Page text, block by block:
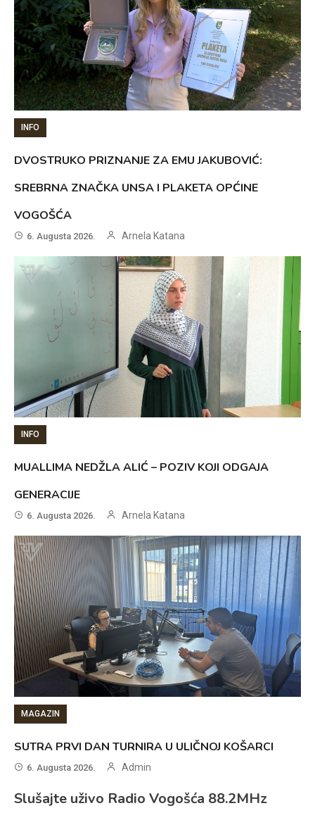
INFO
DVOSTRUKO PRIZNANJE ZA EMU JAKUBOVIĆ:
SREBRNA ZNAČKA UNSA I PLAKETA OPĆINE
VOGOŠĆA
6. Augusta 2026. Arnela Katana
INFO
MUALLIMA NEDŽLA ALIĆ – POZIV KOJI ODGAJA
GENERACIJE
6. Augusta 2026. Arnela Katana
MAGAZIN
SUTRA PRVI DAN TURNIRA U ULIČNOJ KOŠARCI
6. Augusta 2026. Admin
Slušajte uživo Radio Vogošća 88.2MHz